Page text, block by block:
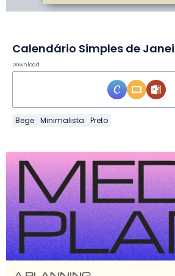
Download
Bege Minimalista Preto